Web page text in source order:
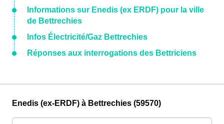
Informations sur Enedis (ex ERDF) pour la ville
de Bettrechies
Infos Électricité/Gaz Bettrechies
Réponses aux interrogations des Bettriciens
Enedis (ex-ERDF) à Bettrechies (59570)